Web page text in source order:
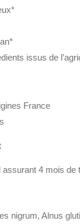
issus de
France
4 mois de
nigrum, Alnus